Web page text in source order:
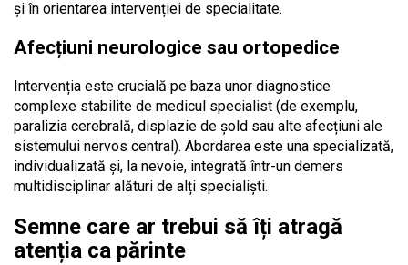
și în orientarea intervenției de specialitate.
Afecțiuni neurologice sau ortopedice
Intervenția este crucială pe baza unor diagnostice
complexe stabilite de medicul specialist (de exemplu,
paralizia cerebrală, displazie de șold sau alte afecțiuni ale
sistemului nervos central). Abordarea este una specializată,
individualizată și, la nevoie, integrată într-un demers
multidisciplinar alături de alți specialiști.
Semne care ar trebui să îți atragă
atenția ca părinte